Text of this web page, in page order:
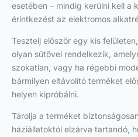
esetében – mindig kerülni kell a
érintkezést az elektromos
Tesztelj először egy kis
olyan sütővel rendelkezik,
szokatlan, vagy ha régebbi
bármilyen eltávolító terméket
helyen kipróbálni.
Tárolja a terméket
háziállatoktól elzárva tartandó,